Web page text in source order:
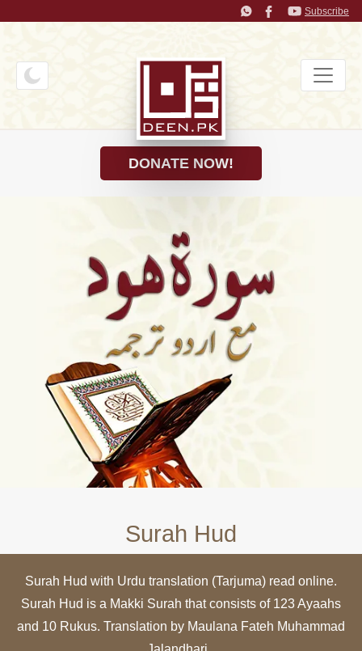
Subscribe
DONATE NOW!
Surah Hud
Surah Hud with Urdu translation (Tarjuma) read online.
Surah Hud is a Makki Surah that consists of 123 Ayaahs
and 10 Rukus. Translation by Maulana Fateh Muhammad